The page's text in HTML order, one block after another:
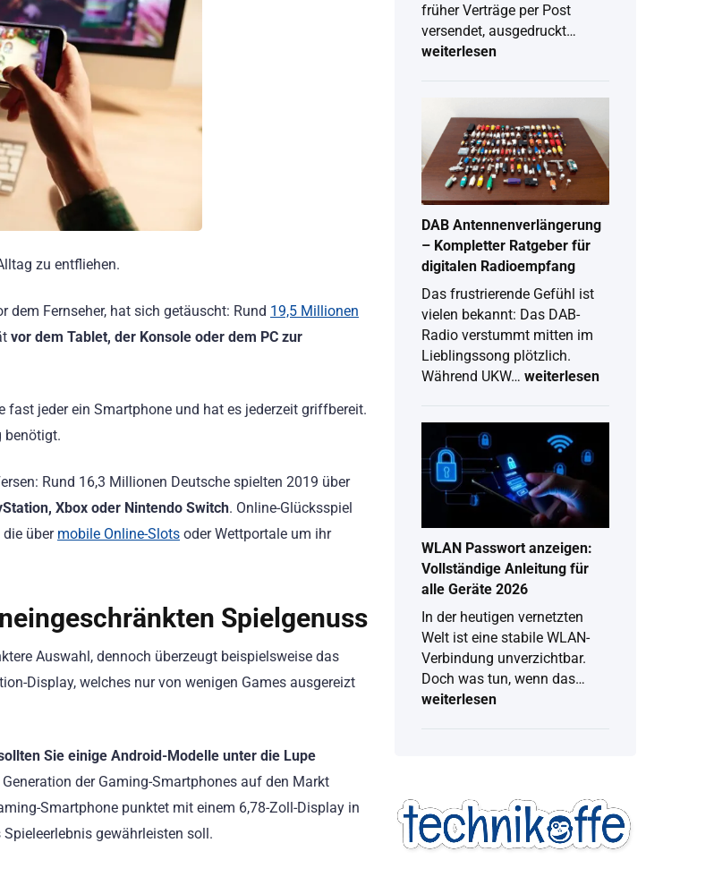
zu entfliehen.
dem Fernseher, hat sich getäuscht: Rund 19,5 Millionen
vor dem Tablet, der Konsole oder dem PC zur
jeder ein Smartphone und hat es jederzeit griffbereit.
benötigt.
Rund 16,3 Millionen Deutsche spielten 2019 über
Xbox oder Nintendo Switch. Online-Glücksspiel
über mobile Online-Slots oder Wettportale um ihr
Spielgenuss
Auswahl, dennoch überzeugt beispielsweise das
Display, welches nur von wenigen Games ausgereizt
Sie einige Android-Modelle unter die Lupe
der Gaming-Smartphones auf den Markt
Smartphone punktet mit einem 6,78-Zoll-Display in
gewährleisten soll.
früher Verträge per Post
versendet, ausgedruckt…
Digitale
Schritt
Anleitung
für
2026
weiterlesen
DAB Antennenverlängerung
– Kompletter Ratgeber für
digitalen Radioempfang
Das frustrierende Gefühl ist
vielen bekannt: Das DAB-
Radio verstummt mitten im
Lieblingssong plötzlich.
Während UKW…
Kompletter
Ratgeber
für
digitalen
Radioempfang
weiterlesen
WLAN Passwort anzeigen:
Vollständige Anleitung für
alle Geräte 2026
In der heutigen vernetzten
Welt ist eine stabile WLAN-
Verbindung unverzichtbar.
Doch was tun, wenn das…
WLAN
Geräte
2026
weiterlesen